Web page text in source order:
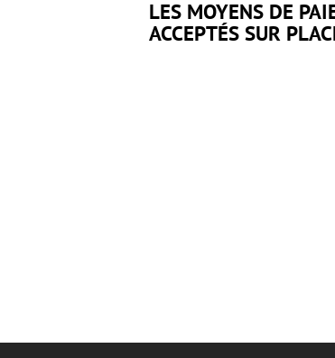
LES MOYENS DE
ACCEPTÉS SUR